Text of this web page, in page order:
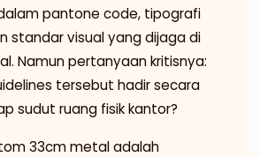
pantone code, tipografi
standar visual yang dijaga di
Namun pertanyaan kritisnya:
tersebut hadir secara
sudut ruang fisik kantor?
33cm metal adalah